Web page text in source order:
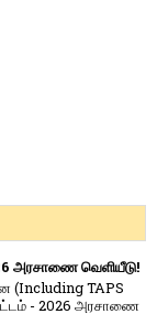
அரசாணை வெளியீடு!
(Including TAPS
- 2026 அரசாணை